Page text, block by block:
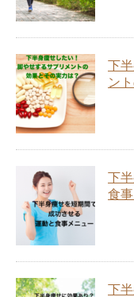
下
ン
下
食
下